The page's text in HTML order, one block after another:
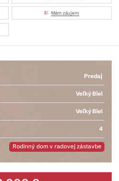
Mám záujem
Predaj
Veľký Biel
Veľký Biel
4
Rodinný dom v radovej zástavbe